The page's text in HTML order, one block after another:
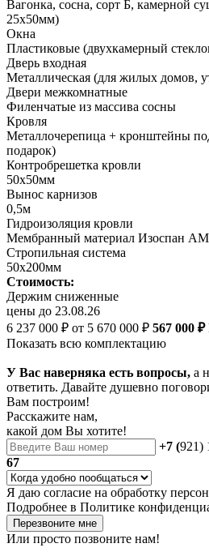
Вагонка, сосна, сорт Б, камерной
25х50мм)
Окна
Пластиковые (двухкамерный
Дверь входная
Металлическая (для жилых домов,
Двери межкомнатные
Филенчатые из массива сосны
Кровля
Металлочерепица + кронштейны
подарок)
Контробрешетка кровли
50х50мм
Вынос карнизов
0,5м
Гидроизоляция кровли
Мембранный материал Изоспан АМ
Стропильная система
50х200мм
Стоимость:
Держим сниженные
цены до 23.08.26
6 237 000 ₽ от 5 670 000 ₽ 567 000 ₽
Показать всю комплектацию
У Вас наверняка есть вопросы, а
ответить. Давайте душевно
Вам построим!
Расскажите нам,
какой дом Вы хотите!
+7 (921)
67
Я даю согласие на обработку
Подробнее в Политике
Перезвоните мне
Или просто позвоните нам!